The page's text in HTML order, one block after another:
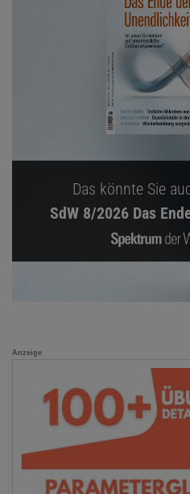
Das könnte Sie
SdW 8/2026 Das
Anzeige